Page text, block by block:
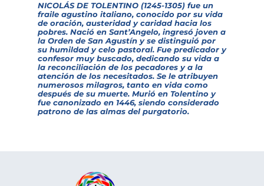
NICOLÁS DE TOLENTINO (1245-1305) fue un
fraile agustino italiano, conocido por su vida
de oración, austeridad y caridad hacia los
pobres. Nació en Sant’Angelo, ingresó joven a
la Orden de San Agustín y se distinguió por
su humildad y celo pastoral. Fue predicador y
confesor muy buscado, dedicando su vida a
la reconciliación de los pecadores y a la
atención de los necesitados. Se le atribuyen
numerosos milagros, tanto en vida como
después de su muerte. Murió en Tolentino y
fue canonizado en 1446, siendo considerado
patrono de las almas del purgatorio.